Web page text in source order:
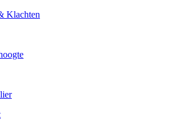
ter plaatse
Klachten